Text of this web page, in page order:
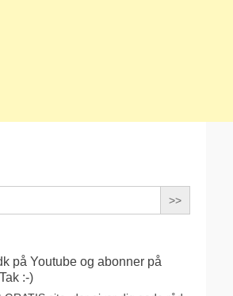
på Youtube og abonner på
:-)